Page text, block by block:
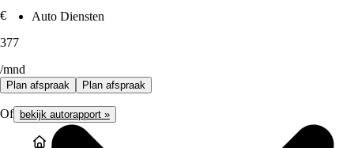
Auto Diensten
€
377
/mnd
Plan afspraak Plan afspraak
Of bekijk autorapport »